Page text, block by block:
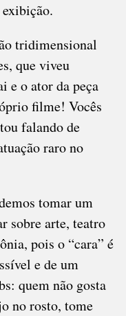
tridimensional
que viveu
e o ator da peça
filme! Vocês
falando de
raro no
tomar um
sobre arte, teatro
pois o “cara” é
e de um
quem não gosta
no rosto, tome